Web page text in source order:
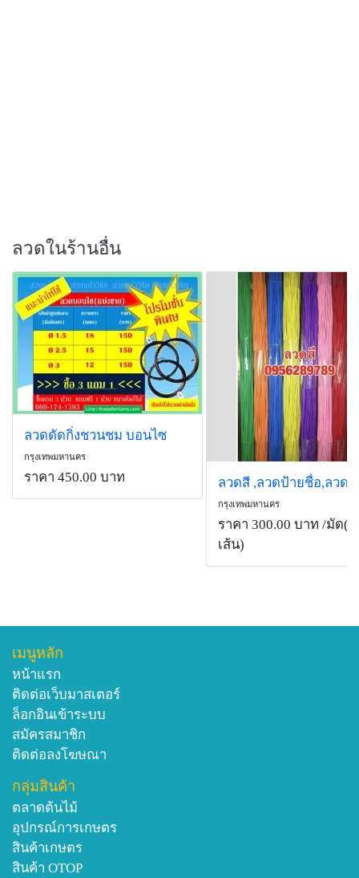
ลวดในร้านอื่น
ลวดดัดกิ่งชวนชม บอนไซ
กรุงเทพมหานคร
ราคา 450.00 บาท
กรุงเทพมหานคร
ราคา 300.00 บาท /มัด(
เส้น)
เมนูหลัก
หน้าแรก
ติดต่อเว็บมาสเตอร์
ล็อกอินเข้าระบบ
สมัครสมาชิก
ติดต่อลงโฆษณา
กลุ่มสินค้า
ตลาดต้นไม้
อุปกรณ์การเกษตร
สินค้าเกษตร
สินค้า OTOP